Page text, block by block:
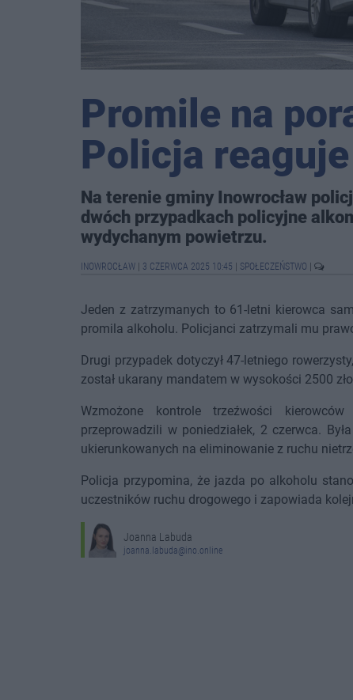
Promile na
Policja reaguje
Na terenie gminy Inowrocław
dwóch przypadkach policyjne
wydychanym powietrzu.
INOWROCŁAW 3 CZERWCA 2025 10:45 SPOŁECZEŃSTWO
Jeden z zatrzymanych to 61-letni kierowca
promila alkoholu. Policjanci zatrzymali mu
Drugi przypadek dotyczył 47-letniego
został ukarany mandatem w wysokości 2500
Wzmożone kontrole trzeźwości
przeprowadzili w poniedziałek, 2 czerwca.
ukierunkowanych na eliminowanie z ruchu
Policja przypomina, że jazda po alkoholu
uczestników ruchu drogowego i zapowiada
Joanna Labuda
joanna.labuda@ino.online